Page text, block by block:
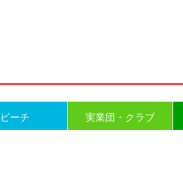
ビーチ 実業団・クラブ